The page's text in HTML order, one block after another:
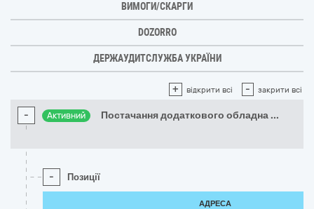
ВИМОГИ/СКАРГИ
DOZORRO
ДЕРЖАУДИТСЛУЖБА УКРАЇНИ
+ відкрити всі - закрити всі
- Активний Постачання додаткового обладна ...
- Позиції
АДРЕСА